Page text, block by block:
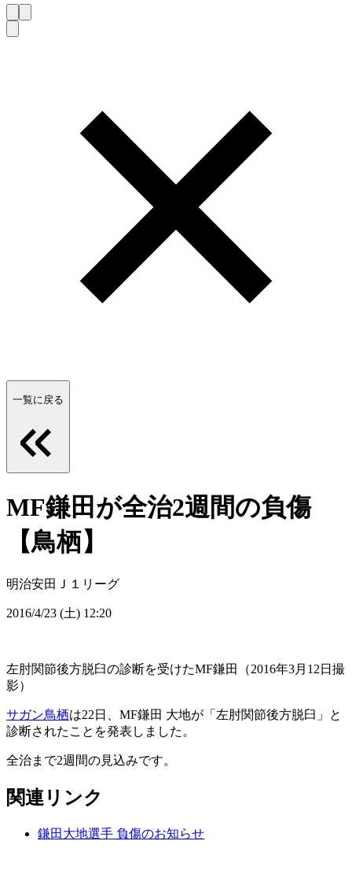
一覧に戻る
MF鎌田が全治2週間の負傷
【鳥栖】
明治安田Ｊ１リーグ
2016/4/23 (土) 12:20
左肘関節後方脱臼の診断を受けたMF鎌田（2016年3月12日撮
影）
サガン鳥栖は22日、MF鎌田 大地が「左肘関節後方脱臼」と
診断されたことを発表しました。
全治まで2週間の見込みです。
関連リンク
鎌田大地選手 負傷のお知らせ